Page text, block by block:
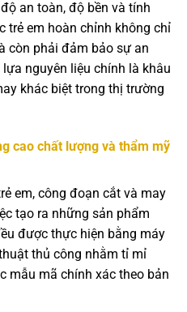
an toàn, độ bền và tính
trẻ em hoàn chỉnh không chỉ
còn phải đảm bảo sự an
nguyên liệu chính là khâu
khác biệt trong thị trường
cao chất lượng và thẩm mỹ
em, công đoạn cắt và may
tạo ra những sản phẩm
được thực hiện bằng máy
thủ công nhằm tỉ mỉ
mẫu mã chính xác theo bản